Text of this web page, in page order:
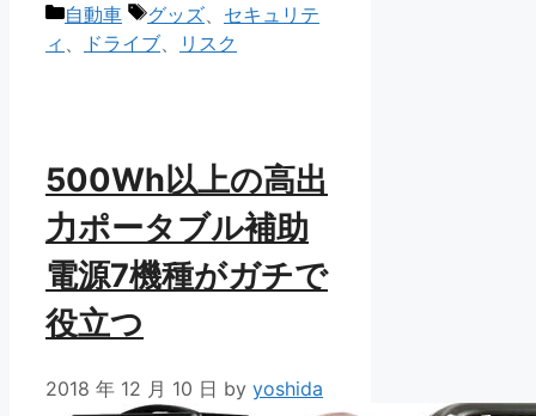
カ
自動車
タ
グ
グッズ、 セキュリテ
ィ 、 ドライブ、 リスク
500Wh以上の高出
力ポータブル補助
電源7機種がガチで
役立つ
2018 年 12 月 10 日 by yoshida